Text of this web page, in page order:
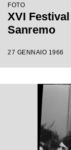
FOTO
XVI
Sanremo
27 GENNAIO 1966